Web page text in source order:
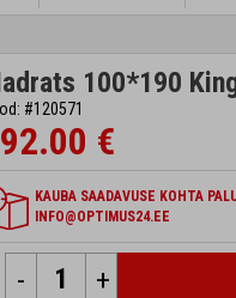
100*190
#120571
€
KAUBA SAADAVUSE KOHTA
INFO@OPTIMUS24.EE
- +